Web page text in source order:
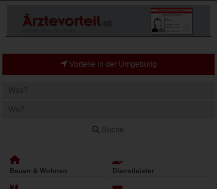
Vorteile in der Umgebung
Suche
Bauen & Wohnen Dienstleister